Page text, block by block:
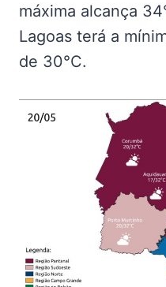
máxima alcança
Lagoas terá a
de 30°C.